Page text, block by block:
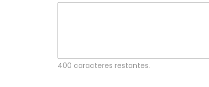
400 caracteres restantes.